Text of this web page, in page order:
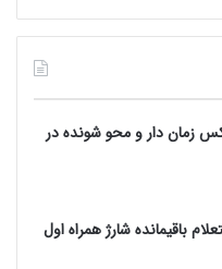
زمان دار و محو شونده در
باقیمانده شارژ همراه اول